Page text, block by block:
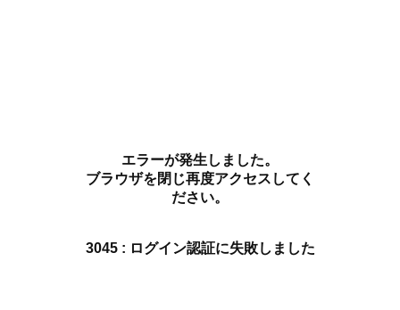
エラーが発生しました。
ブラウザを閉じ再度アクセスしてく
ださい。
3045 : ログイン認証に失敗しました